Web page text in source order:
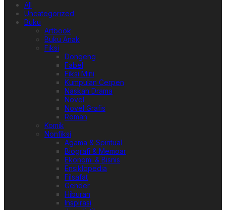
All
Uncategorized
Buku
Artbook
Buku Anak
Fiksi
Dongeng
Fabel
Fiksi Mini
Kumpulan Cerpen
Naskah Drama
Novel
Novel Grafis
Roman
Komik
Nonfiksi
Agama & Spiritual
Biografi & Memoar
Ekonomi & Bisnis
Ensiklopedia
Filsafat
Gender
Hiburan
Inspirasi